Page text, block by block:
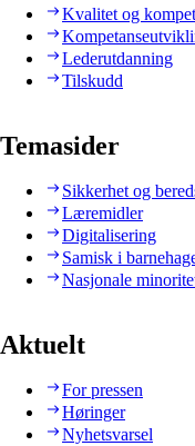
Kvalitet og
Lederutdanning
Tilskudd
Temasider
Sikkerhet og
Læremidler
Digitalisering
Samisk i
Nasjonale
Aktuelt
For pressen
Høringer
Nyhetsvarsel